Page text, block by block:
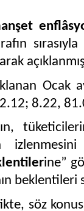
sırasıyla
Ocak
8.22,
ine”
beklentileri
söz